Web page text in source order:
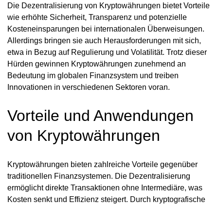
Die Dezentralisierung von Kryptowährungen bietet Vorteile
wie erhöhte Sicherheit, Transparenz und potenzielle
Kosteneinsparungen bei internationalen Überweisungen.
Allerdings bringen sie auch Herausforderungen mit sich,
etwa in Bezug auf Regulierung und Volatilität. Trotz dieser
Hürden gewinnen Kryptowährungen zunehmend an
Bedeutung im globalen Finanzsystem und treiben
Innovationen in verschiedenen Sektoren voran.
Vorteile und Anwendungen
von Kryptowährungen
Kryptowährungen bieten zahlreiche Vorteile gegenüber
traditionellen Finanzsystemen. Die Dezentralisierung
ermöglicht direkte Transaktionen ohne Intermediäre, was
Kosten senkt und Effizienz steigert. Durch kryptografische